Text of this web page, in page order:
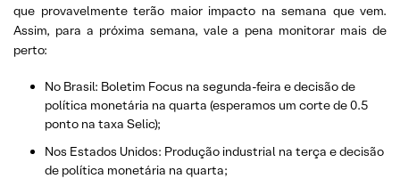
que provavelmente terão maior impacto na semana que vem.
Assim, para a próxima semana, vale a pena monitorar mais de
perto:
No Brasil: Boletim Focus na segunda-feira e decisão de
política monetária na quarta (esperamos um corte de 0.5
ponto na taxa Selic);
Nos Estados Unidos: Produção industrial na terça e decisão
de política monetária na quarta;